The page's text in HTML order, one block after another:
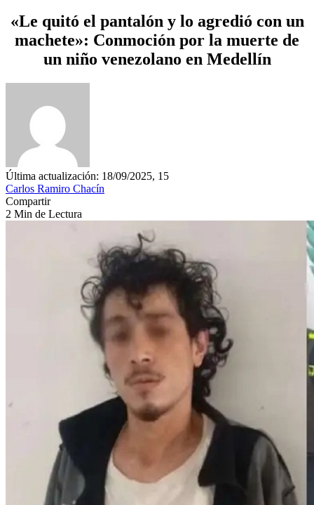
«Le quitó el pantalón y lo agredió con un
machete»: Conmoción por la muerte de
un niño venezolano en Medellín
Última actualización: 18/09/2025, 15
Carlos Ramiro Chacín
Compartir
2 Min de Lectura